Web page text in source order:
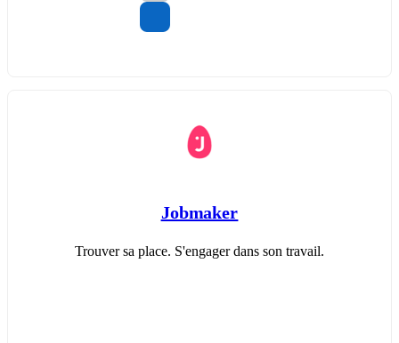
Jobmaker
Trouver sa place. S'engager dans son travail.